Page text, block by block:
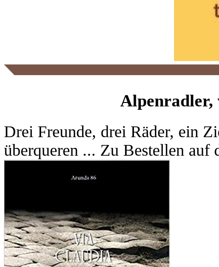
Alpenradler,
Drei Freunde, drei Räder, ein
überqueren ... Zu Bestellen auf